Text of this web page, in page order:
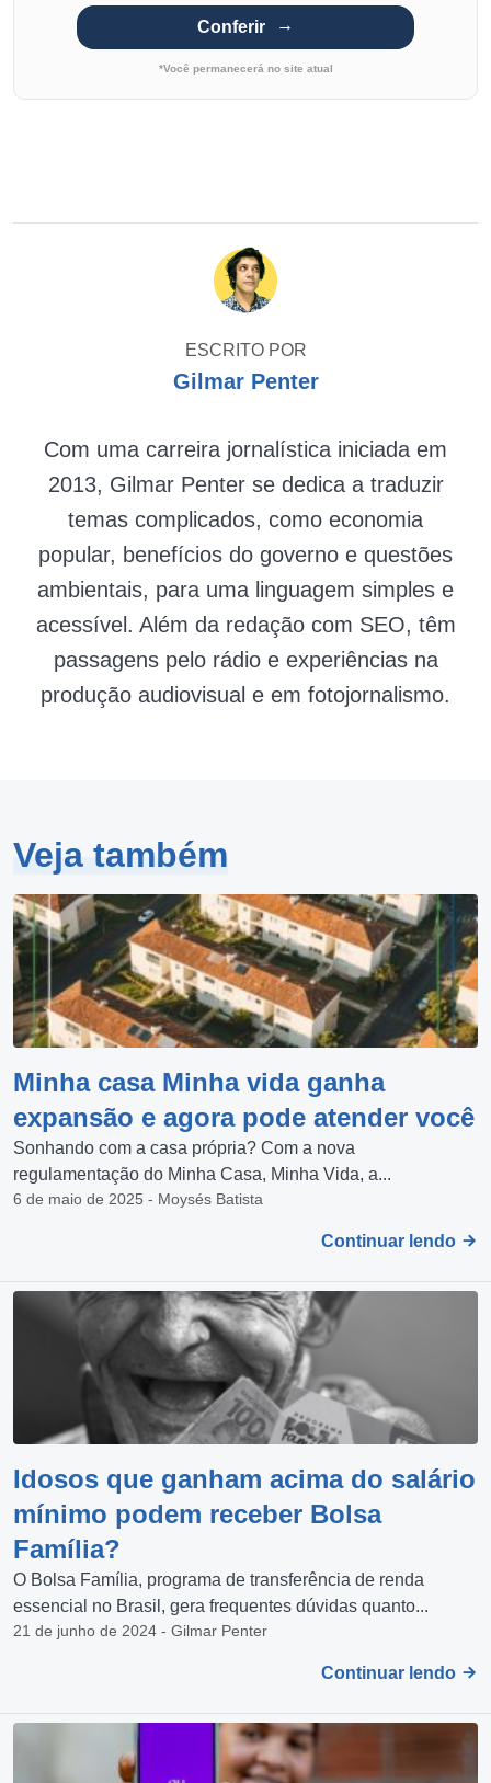
Conferir
*Você permanecerá no site atual
ESCRITO POR
Gilmar Penter
Com uma carreira jornalística iniciada em
2013, Gilmar Penter se dedica a traduzir
temas complicados, como economia
popular, benefícios do governo e questões
ambientais, para uma linguagem simples e
acessível. Além da redação com SEO, têm
passagens pelo rádio e experiências na
produção audiovisual e em fotojornalismo.
Veja também
Minha casa Minha vida ganha
expansão e agora pode atender você
Sonhando com a casa própria? Com a nova
regulamentação do Minha Casa, Minha Vida, a...
6 de maio de 2025 - Moysés Batista
Continuar lendo
Idosos que ganham acima do salário
mínimo podem receber Bolsa
Família?
O Bolsa Família, programa de transferência de renda
essencial no Brasil, gera frequentes dúvidas quanto...
21 de junho de 2024 - Gilmar Penter
Continuar lendo